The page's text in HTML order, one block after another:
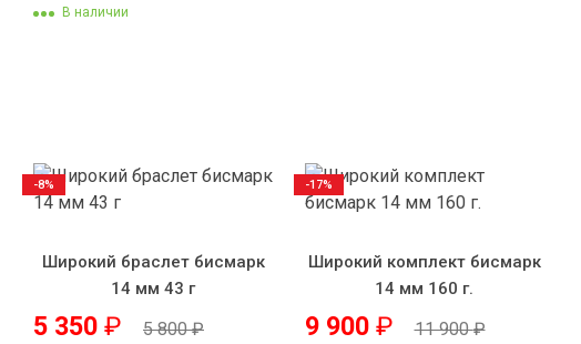
В наличии
Широкий браслет бисмарк
14 мм 43 г
5 350 ₽ 5 800₽
-8%
Широкий комплект бисмарк
14 мм 160 г.
9 900 ₽ 11 900₽
-17%